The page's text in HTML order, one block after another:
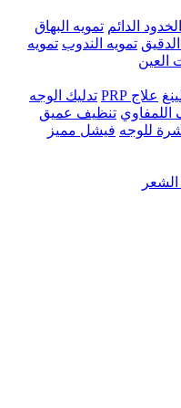
الدائم تمويه البهاق
تمويه الندوب تمويه
العين
علاج PRP
تدليك الوجه
اللمفاوي تنظيف عميق
للوجه فيشل مميز